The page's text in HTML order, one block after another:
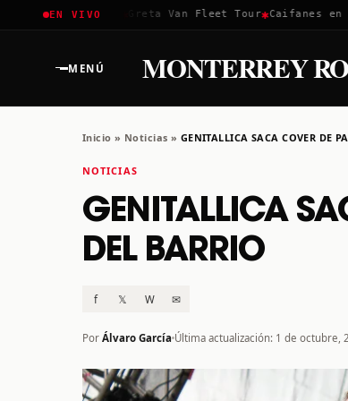
EN VIVO
Coachella 2026 Greta Van Fleet Tour✱Caifanes en
MENÚ MONTERREY
Inicio » Noticias » GENITALLICA SACA COVER DE
NOTICIAS
GENITALLICA
DEL BARRIO
f 𝕏 W ✉
Por Álvaro García Última actualización: 1 de octubre,